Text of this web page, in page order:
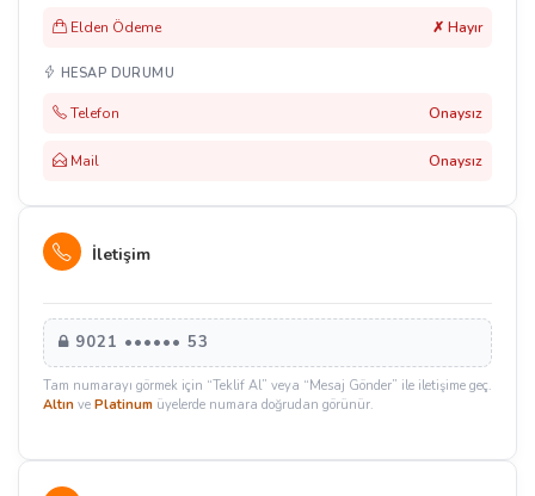
Elden Ödeme ✗ Hayır
HESAP DURUMU
Telefon Onaysız
Mail Onaysız
İletişim
9021 •••••• 53
Tam numarayı görmek için “Teklif Al” veya “Mesaj Gönder” ile iletişime geç.
Altın ve Platinum üyelerde numara doğrudan görünür.